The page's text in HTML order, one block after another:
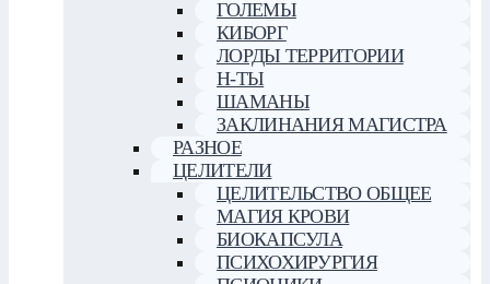
ГОЛЕМЫ
КИБОРГ
ЛОРДЫ ТЕРРИТОРИИ
Н-ТЫ
ШАМАНЫ
ЗАКЛИНАНИЯ МАГИСТРА
РАЗНОЕ
ЦЕЛИТЕЛИ
ЦЕЛИТЕЛЬСТВО ОБЩЕЕ
МАГИЯ КРОВИ
БИОКАПСУЛА
ПСИХОХИРУРГИЯ